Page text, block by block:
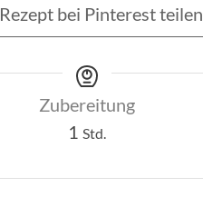
Rezept bei Pinterest teilen
Zubereitung
1 Stunde
Std.